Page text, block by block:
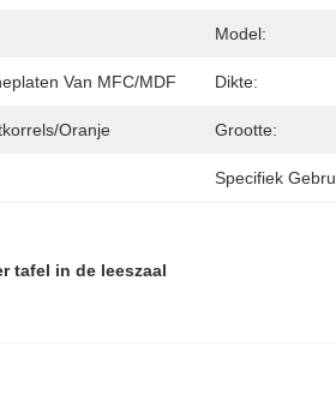
Model:
Van MFC/MDF Dikte:
Oranje Grootte:
Specifiek
tafel in de leeszaal